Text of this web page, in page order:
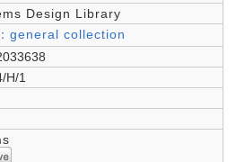
Design Library
general collection
H/1